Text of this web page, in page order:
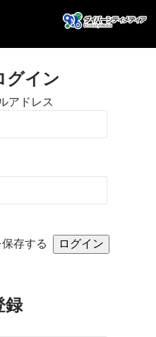
グイン
アドレス
存する
録